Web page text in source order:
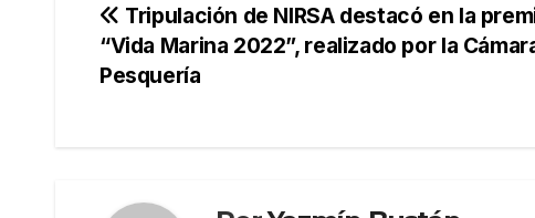
Navegación
de
Tripulación de NIRSA destacó en la
“Vida Marina 2022”, realizado por la
Pesquería